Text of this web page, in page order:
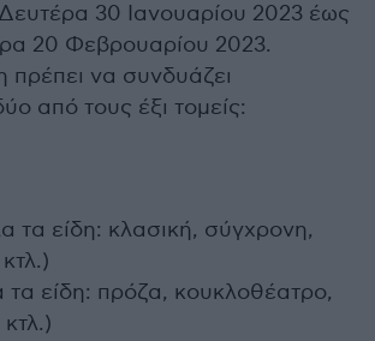
30 Ιανουαρίου 2023 έως
20 Φεβρουαρίου 2023.
να συνδυάζει
από τους έξι τομείς:
τα είδη: κλασική, σύγχρονη,
τα είδη: πρόζα, κουκλοθέατρο,